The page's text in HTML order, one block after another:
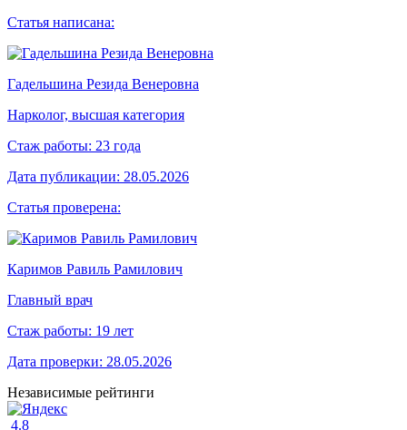
Статья написана:
Гадельшина Резида Венеровна
Нарколог, высшая категория
Стаж работы: 23 года
Дата публикации: 28.05.2026
Статья проверена:
Каримов Равиль Рамилович
Главный врач
Стаж работы: 19 лет
Дата проверки: 28.05.2026
Независимые рейтинги
4.8